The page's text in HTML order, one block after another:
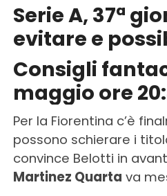
Serie A, 37ª
evitare e
Consigli
maggio ore
Per la Fiorentina c’è
possono schierare i
convince Belotti in
Martinez Quarta va